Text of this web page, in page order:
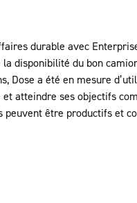
durable avec
disponibilité du bon
Dose a été en mesure
atteindre ses objectifs
peuvent être productifs et